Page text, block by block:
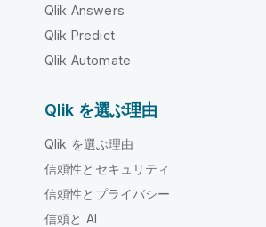
Qlik Answers
Qlik Predict
Qlik Automate
Qlik を選ぶ理由
Qlik を選ぶ理由
信頼性とセキュリティ
信頼性とプライバシー
信頼と AI